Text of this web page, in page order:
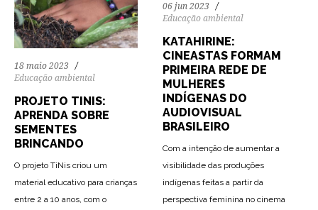
06 jun 2023
Educação ambiental
KATAHIRINE:
CINEASTAS FORMAM
PRIMEIRA REDE DE
MULHERES
INDÍGENAS DO
AUDIOVISUAL
BRASILEIRO
Com a intenção de aumentar a
visibilidade das produções
indígenas feitas a partir da
perspectiva feminina no cinema
18 maio 2023
Educação ambiental
PROJETO TINIS:
APRENDA SOBRE
SEMENTES
BRINCANDO
O projeto TiNis criou um
material educativo para crianças
entre 2 a 10 anos, com o